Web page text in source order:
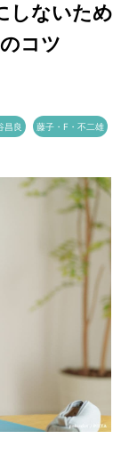
しないため
コツ
昌良 藤子・F・不二雄